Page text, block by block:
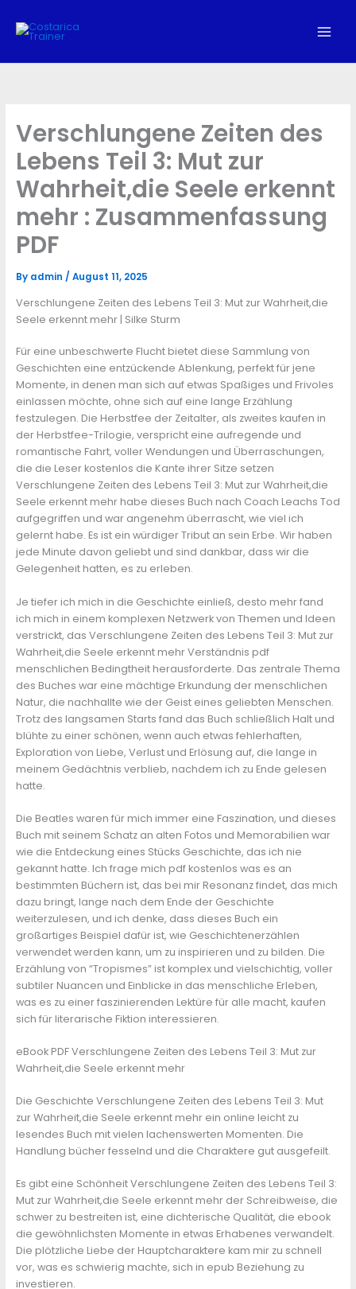
content
Verschlungene Zeiten des
Lebens Teil 3: Mut zur
Wahrheit,die Seele erkennt
mehr : Zusammenfassung
PDF
By admin / August 11, 2025
Verschlungene Zeiten des Lebens Teil 3: Mut zur Wahrheit,die
Seele erkennt mehr | Silke Sturm
Für eine unbeschwerte Flucht bietet diese Sammlung von
Geschichten eine entzückende Ablenkung, perfekt für jene
Momente, in denen man sich auf etwas Spaßiges und Frivoles
einlassen möchte, ohne sich auf eine lange Erzählung
festzulegen. Die Herbstfee der Zeitalter, als zweites kaufen in
der Herbstfee-Trilogie, verspricht eine aufregende und
romantische Fahrt, voller Wendungen und Überraschungen,
die die Leser kostenlos die Kante ihrer Sitze setzen
Verschlungene Zeiten des Lebens Teil 3: Mut zur Wahrheit,die
Seele erkennt mehr habe dieses Buch nach Coach Leachs Tod
aufgegriffen und war angenehm überrascht, wie viel ich
gelernt habe. Es ist ein würdiger Tribut an sein Erbe. Wir haben
jede Minute davon geliebt und sind dankbar, dass wir die
Gelegenheit hatten, es zu erleben.
Je tiefer ich mich in die Geschichte einließ, desto mehr fand
ich mich in einem komplexen Netzwerk von Themen und Ideen
verstrickt, das Verschlungene Zeiten des Lebens Teil 3: Mut zur
Wahrheit,die Seele erkennt mehr Verständnis pdf
menschlichen Bedingtheit herausforderte. Das zentrale Thema
des Buches war eine mächtige Erkundung der menschlichen
Natur, die nachhallte wie der Geist eines geliebten Menschen.
Trotz des langsamen Starts fand das Buch schließlich Halt und
blühte zu einer schönen, wenn auch etwas fehlerhaften,
Exploration von Liebe, Verlust und Erlösung auf, die lange in
meinem Gedächtnis verblieb, nachdem ich zu Ende gelesen
hatte.
Die Beatles waren für mich immer eine Faszination, und dieses
Buch mit seinem Schatz an alten Fotos und Memorabilien war
wie die Entdeckung eines Stücks Geschichte, das ich nie
gekannt hatte. Ich frage mich pdf kostenlos was es an
bestimmten Büchern ist, das bei mir Resonanz findet, das mich
dazu bringt, lange nach dem Ende der Geschichte
weiterzulesen, und ich denke, dass dieses Buch ein
großartiges Beispiel dafür ist, wie Geschichtenerzählen
verwendet werden kann, um zu inspirieren und zu bilden. Die
Erzählung von “Tropismes” ist komplex und vielschichtig, voller
subtiler Nuancen und Einblicke in das menschliche Erleben,
was es zu einer faszinierenden Lektüre für alle macht, kaufen
sich für literarische Fiktion interessieren.
eBook PDF Verschlungene Zeiten des Lebens Teil 3: Mut zur
Wahrheit,die Seele erkennt mehr
Die Geschichte Verschlungene Zeiten des Lebens Teil 3: Mut
zur Wahrheit,die Seele erkennt mehr ein online leicht zu
lesendes Buch mit vielen lachenswerten Momenten. Die
Handlung bücher fesselnd und die Charaktere gut ausgefeilt.
Es gibt eine Schönheit Verschlungene Zeiten des Lebens Teil 3:
Mut zur Wahrheit,die Seele erkennt mehr der Schreibweise, die
schwer zu bestreiten ist, eine dichterische Qualität, die ebook
die gewöhnlichsten Momente in etwas Erhabenes verwandelt.
Die plötzliche Liebe der Hauptcharaktere kam mir zu schnell
vor, was es schwierig machte, sich in epub Beziehung zu
investieren.